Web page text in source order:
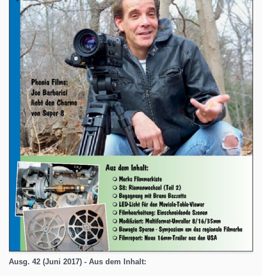
Ausg. 42 (Juni 2017) - Aus dem Inhalt: